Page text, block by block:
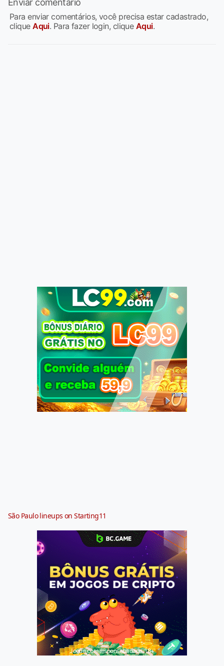
Enviar comentário
Para enviar comentários, você precisa estar cadastrado,
cliqueAqui. Para fazer login, clique Aqui.
São Paulo lineups on Starting11
Jogue com responsabilidade. 18+